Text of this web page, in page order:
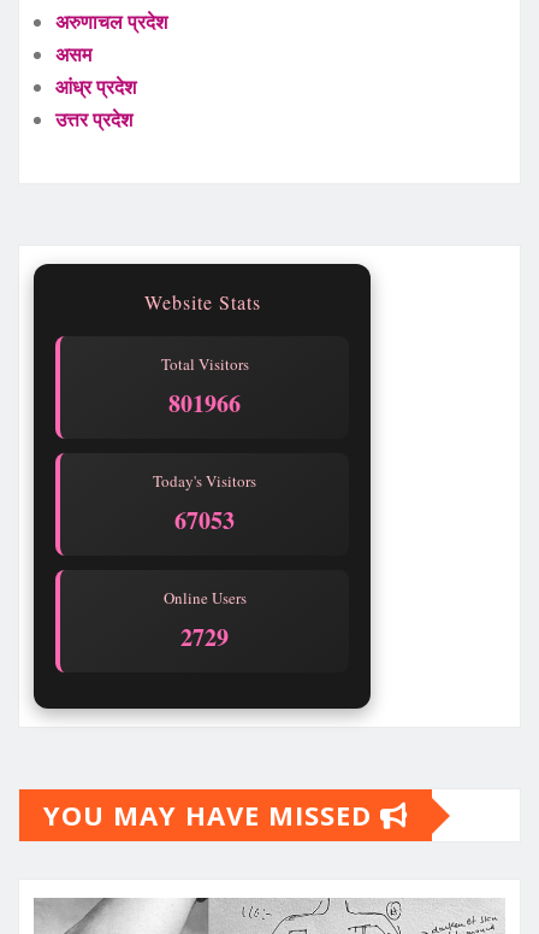
अरुणाचल प्रदेश
असम
आंध्र प्रदेश
उत्तर प्रदेश
Website Stats
Total Visitors
801966
Today's Visitors
67053
Online Users
2729
YOU MAY HAVE MISSED